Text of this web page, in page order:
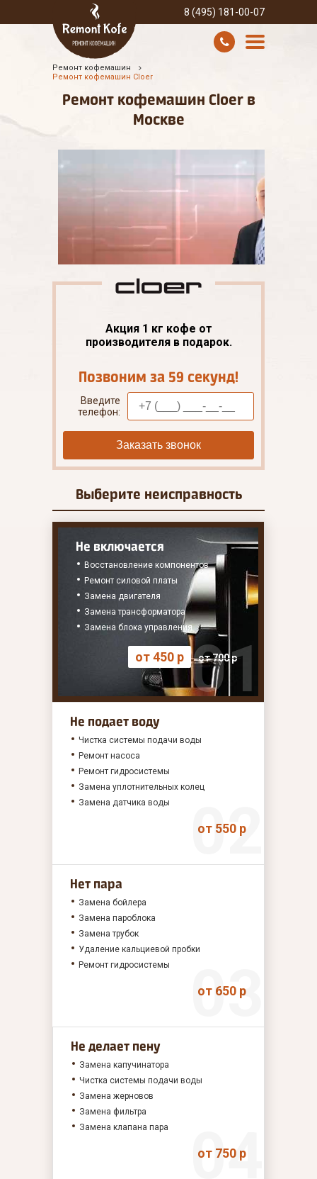
8 (495) 181-00-07
УСЛУГИ И ЦЕНЫ
Ремонт кофемашин
Ремонт кофемашин Cloer
Ремонт кофемашин Cloer в
Москве
Акция 1 кг кофе от
производителя в подарок.
Позвоним за 59 секунд!
Введите
телефон:
Заказать звонок
Выберите неисправность
Не включается
Восстановление компонентов
Ремонт силовой платы
Замена двигателя
Замена трансформатора
Замена блока управления
от 450 р от 700 р
Не подает воду
Чистка системы подачи воды
Ремонт насоса
Ремонт гидросистемы
Замена уплотнительных колец
Замена датчика воды
от 550 р
Нет пара
Замена бойлера
Замена пароблока
Замена трубок
Удаление кальциевой пробки
Ремонт гидросистемы
от 650 р
Не делает пену
Замена капучинатора
Чистка системы подачи воды
Замена жерновов
Замена фильтра
Замена клапана пара
от 750 р